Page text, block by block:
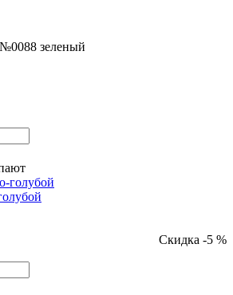
зеленый
Скидка -5 %